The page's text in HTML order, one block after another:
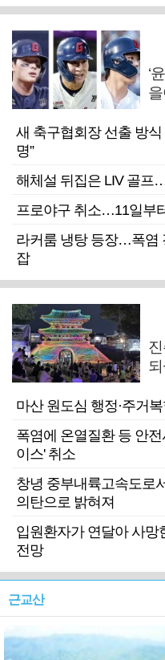
‘
새 축구협회장 선출 방
명”
해체설 뒤집은 LIV 골프
프로야구 취소…11일부
라커룸 냉탕 등장…폭염
잡
마산 원도심 행정·주거
폭염에 온열질환 등 안
이스' 취소
창녕 중부내륙고속도로
의탄으로 밝혀져
입원환자가 연달아 사망
전망
근교산